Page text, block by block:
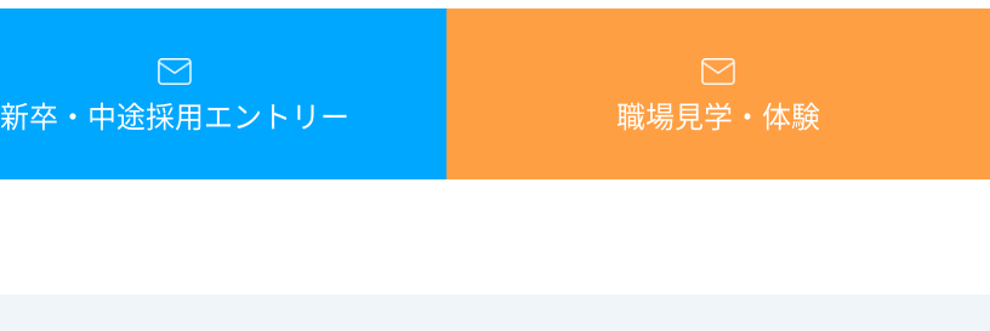
新卒・中途採用エントリー 職場見学・体験